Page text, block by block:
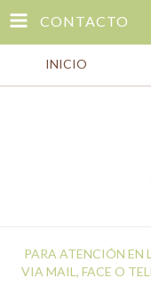
CONTACTO
INICIO
PARA ATENCIÓN EN
VIA MAIL, FACE O